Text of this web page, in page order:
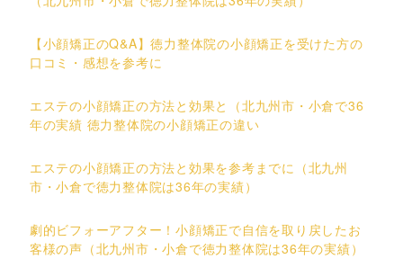
【小顔矯正のQ&A】徳力整体院の小顔矯正を受けた方の
口コミ・感想を参考に
エステの小顔矯正の方法と効果と（北九州市・小倉で36
年の実績 徳力整体院の小顔矯正の違い
エステの小顔矯正の方法と効果を参考までに（北九州
市・小倉で徳力整体院は36年の実績）
劇的ビフォーアフター！小顔矯正で自信を取り戻したお
客様の声（北九州市・小倉で徳力整体院は36年の実績）